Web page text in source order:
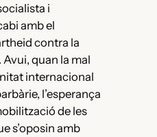
i
amb el
contra la
quan la mal
internacional
l’esperança
de les
s’oposin amb